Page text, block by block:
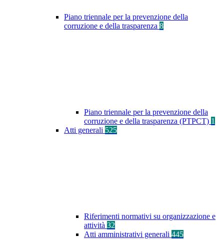
Piano triennale per la prevenzione della
corruzione e della trasparenza 8
Piano triennale per la prevenzione della
corruzione e della trasparenza (PTPCT) 1
Atti generali 525
Riferimenti normativi su organizzazione e
attività 32
Atti amministrativi generali 445